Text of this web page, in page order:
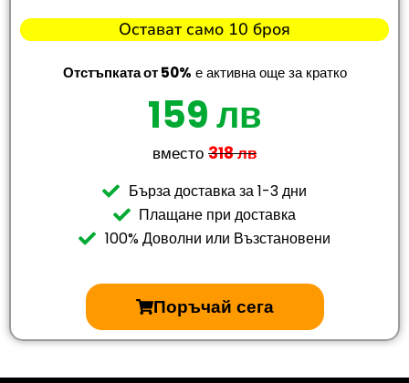
Остават само 10 броя
Отстъпката от 50% е активна още за кратко
159 лв
вместо 318 лв
Бърза доставка за 1-3 дни
Плащане при доставка
100% Доволни или Възстановени
Поръчай сега